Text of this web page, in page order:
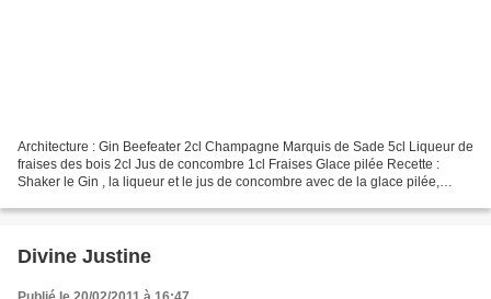
Architecture : Gin Beefeater 2cl Champagne Marquis de Sade 5cl Liqueur de
fraises des bois 2cl Jus de concombre 1cl Fraises Glace pilée Recette :
Shaker le Gin , la liqueur et le jus de concombre avec de la glace pilée,
Divine Justine